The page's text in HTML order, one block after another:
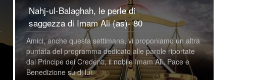
Nahj-ul-Balaghah, le perle di
saggezza di Imam Ali (as)- 80
Amici, anche questa settimana, vi proponiamo un altra
puntata del programma dedicato alle parole riportate
dal Principe dei Credenti, il nobile Imam Alì, Pace e
Benedizione su di lui.